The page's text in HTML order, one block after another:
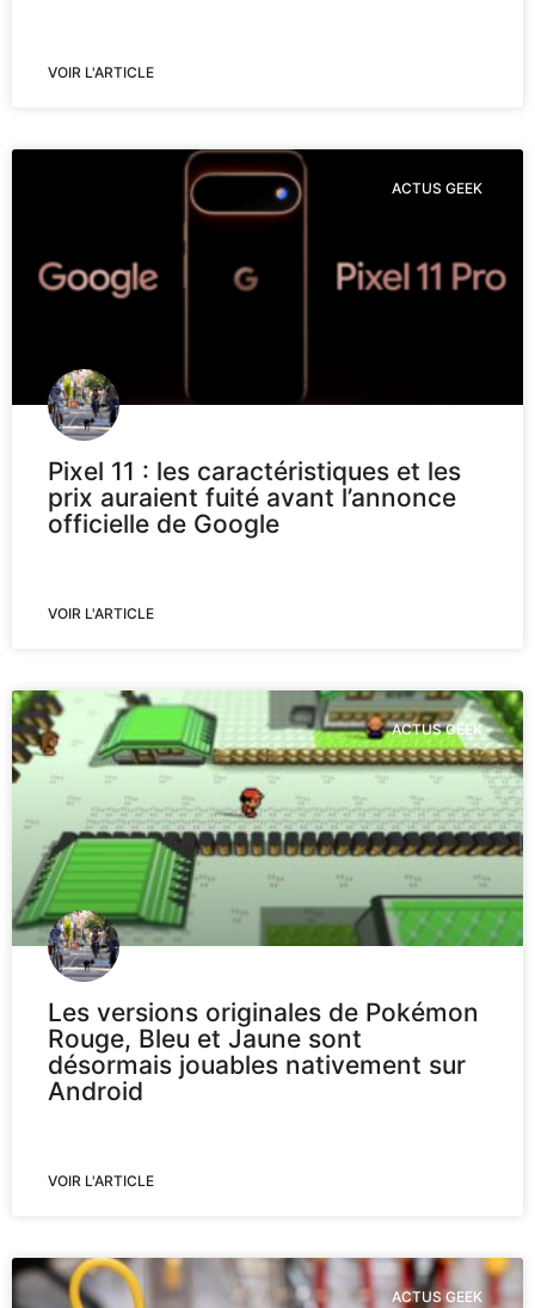
VOIR L'ARTICLE
ACTUS GEEK
Pixel 11 : les caractéristiques et les
prix auraient fuité avant l’annonce
officielle de Google
VOIR L'ARTICLE
ACTUS GEEK
Les versions originales de Pokémon
Rouge, Bleu et Jaune sont
désormais jouables nativement sur
Android
VOIR L'ARTICLE
ACTUS GEEK